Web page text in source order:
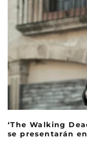
‘The Walking
se presentarán